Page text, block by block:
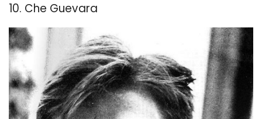
10. Che Guevara